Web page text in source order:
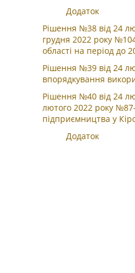
Додаток
Рішення №38 від 24
грудня 2022 року
області на період до
Рішення №39 від 24
впорядкування
Рішення №40 від 24
лютого 2022 року
підприємництва у
Додаток